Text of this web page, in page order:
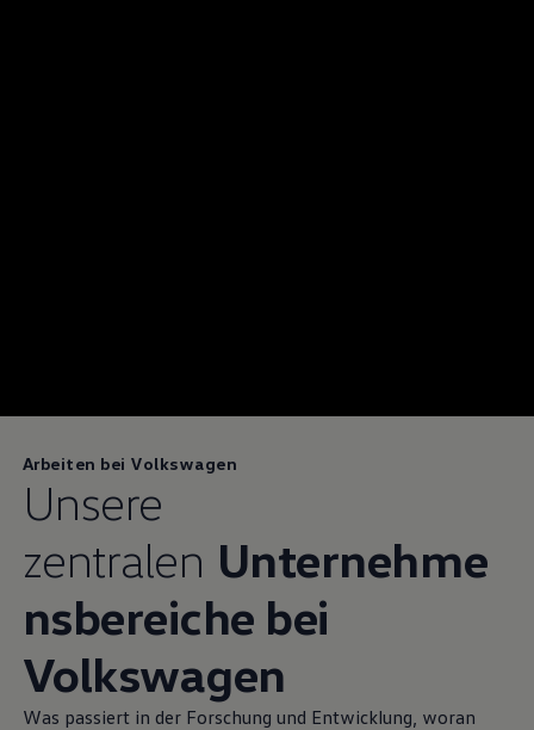
Arbeiten bei Volkswagen
Unsere
zentralen Unternehme
nsbereiche bei
Volkswagen
Was passiert in der Forschung und Entwicklung, woran